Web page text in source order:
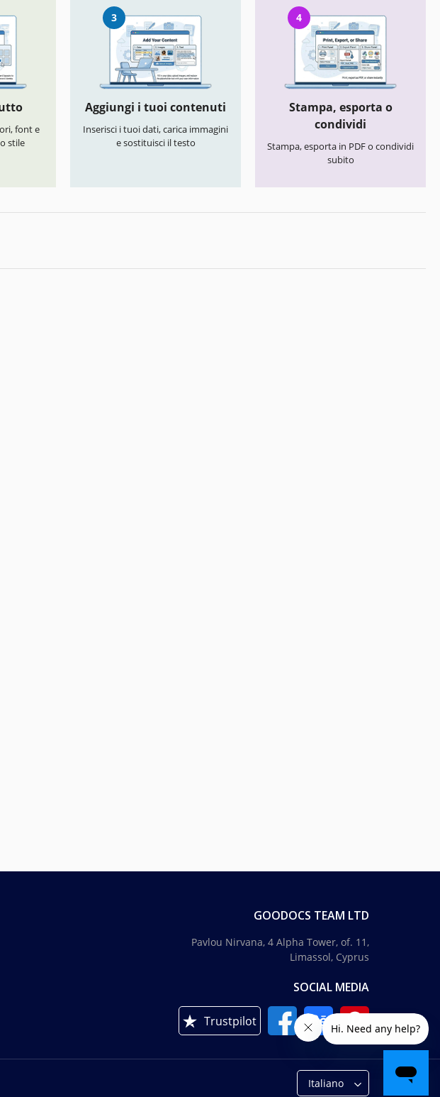
font e
stile
3
Aggiungi i tuoi contenuti
Inserisci i tuoi dati, carica immagini
e sostituisci il testo
4
Stampa, esporta o
condividi
Stampa, esporta in PDF o condividi
subito
GOODOCS TEAM LTD
Pavlou Nirvana, 4 Alpha Tower, of. 11,
Limassol, Cyprus
SOCIAL MEDIA
Trustpilot
Italiano